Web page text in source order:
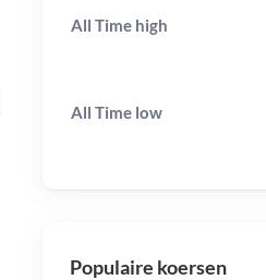
All Time high
All Time low
Populaire koersen